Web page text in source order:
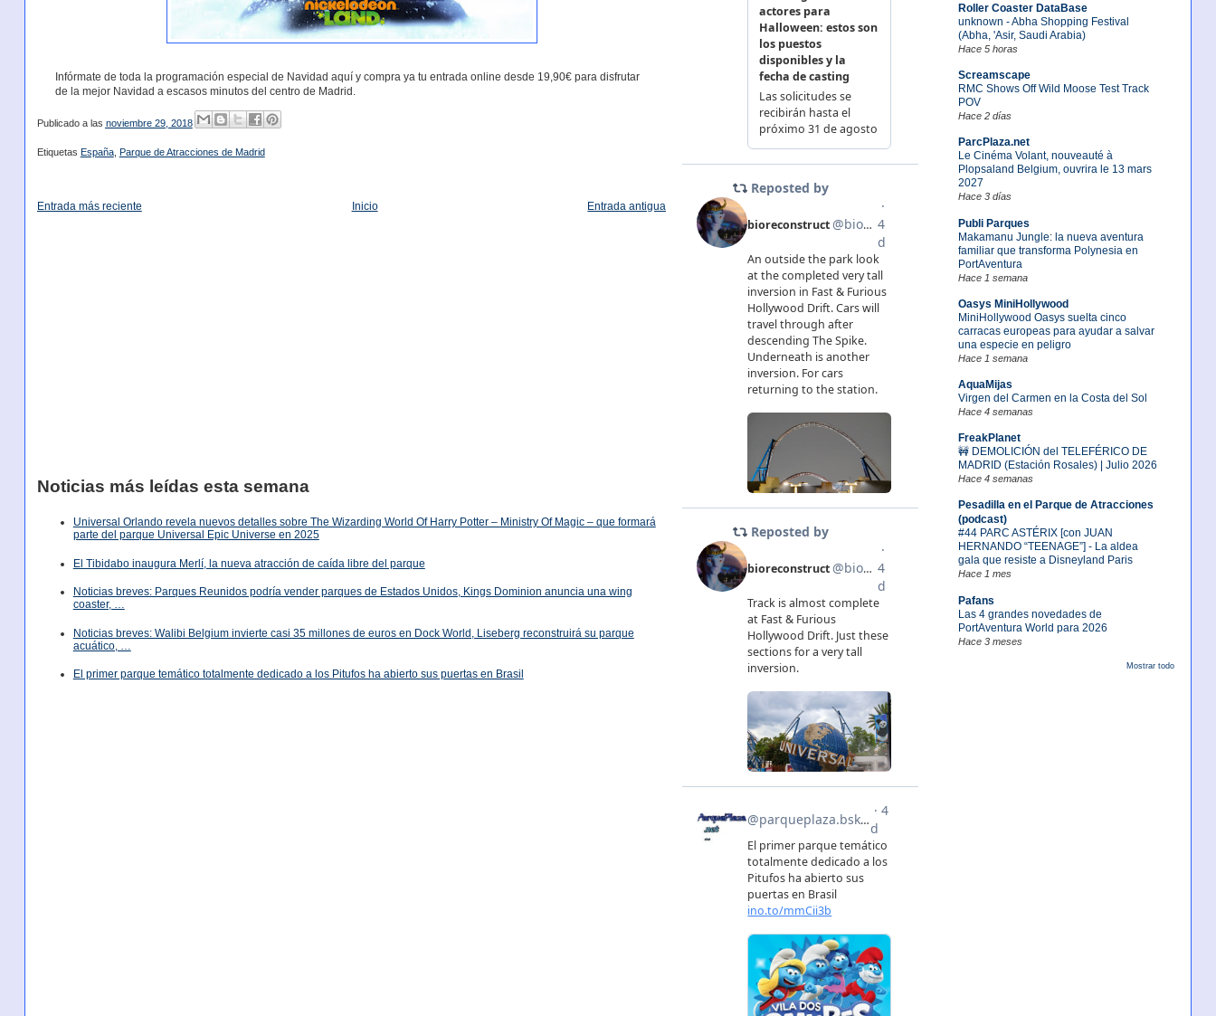
Roller Coaster DataBase
unknown - Abha Shopping Festival
(Abha, 'Asir, Saudi Arabia)
Hace 5 horas
Screamscape
RMC Shows Off Wild Moose Test Track
POV
Hace 2 días
ParcPlaza.net
Le Cinéma Volant, nouveauté à
Plopsaland Belgium, ouvrira le 13 mars
2027
Hace 3 días
Publi Parques
Makamanu Jungle: la nueva aventura
familiar que transforma Polynesia en
PortAventura
Hace 1 semana
Oasys MiniHollywood
MiniHollywood Oasys suelta cinco
carracas europeas para ayudar a salvar
una especie en peligro
Hace 1 semana
AquaMijas
Virgen del Carmen en la Costa del Sol
Hace 4 semanas
FreakPlanet
🚧 DEMOLICIÓN del TELEFÉRICO DE
MADRID (Estación Rosales) | Julio 2026
Hace 4 semanas
Pesadilla en el Parque de Atracciones
(podcast)
#44 PARC ASTÉRIX [con JUAN
HERNANDO “TEENAGE”] - La aldea
gala que resiste a Disneyland Paris
Hace 1 mes
Pafans
Las 4 grandes novedades de
PortAventura World para 2026
Hace 3 meses
Mostrar todo
Infórmate de toda la programación especial de Navidad aquí y compra ya tu entrada online desde 19,90€ para disfrutar
de la mejor Navidad a escasos minutos del centro de Madrid.
Publicado a las noviembre 29, 2018
Etiquetas España, Parque de Atracciones de Madrid
Entrada más reciente Entrada antigua
Inicio
Noticias más leídas esta semana
Universal Orlando revela nuevos detalles sobre The Wizarding World Of Harry Potter – Ministry Of Magic – que formará
parte del parque Universal Epic Universe en 2025
El Tibidabo inaugura Merlí, la nueva atracción de caída libre del parque
Noticias breves: Parques Reunidos podría vender parques de Estados Unidos, Kings Dominion anuncia una wing
coaster, …
Noticias breves: Walibi Belgium invierte casi 35 millones de euros en Dock World, Liseberg reconstruirá su parque
acuático, …
El primer parque temático totalmente dedicado a los Pitufos ha abierto sus puertas en Brasil